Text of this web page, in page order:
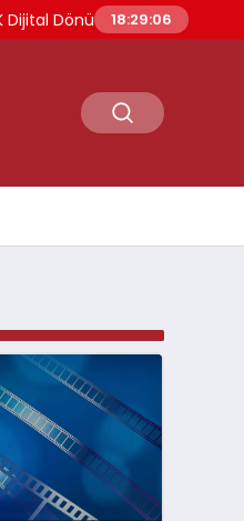
Dönüşüm İçin Bilişim
18:29:07